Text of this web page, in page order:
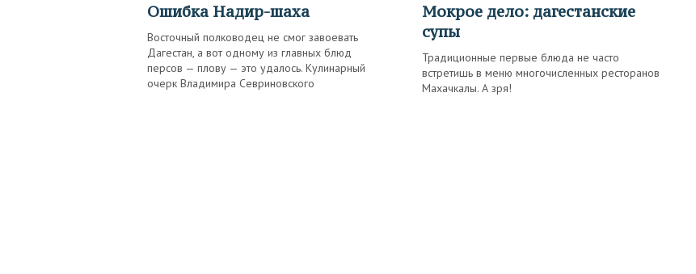
Ошибка Надир-шаха
Восточный полководец не смог завоевать
Дагестан, а вот одному из главных блюд
персов — плову — это удалось. Кулинарный
очерк Владимира Севриновского
Мокрое дело: дагестанские
супы
Традиционные первые блюда не часто
встретишь в меню многочисленных ресторанов
Махачкалы. А зря!